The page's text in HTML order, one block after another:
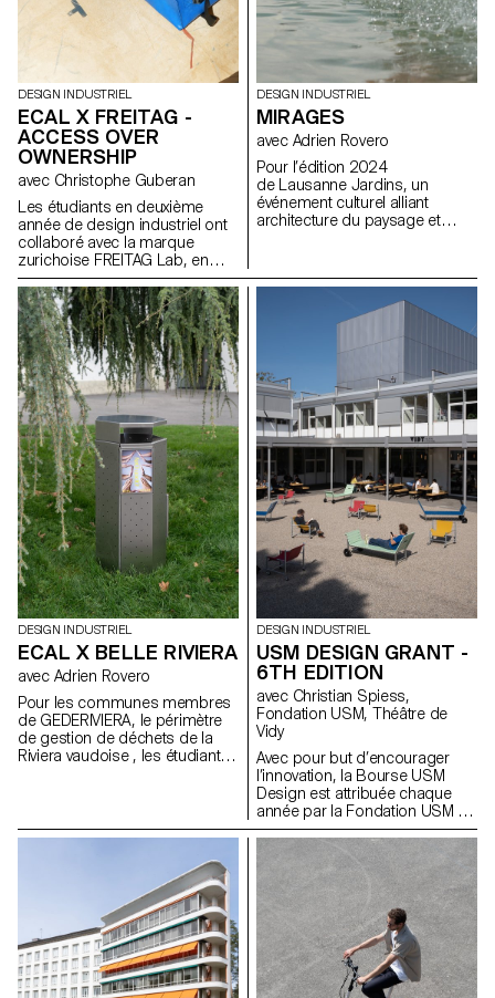
DESIGN INDUSTRIEL
ECAL X FREITAG -
ACCESS OVER
OWNERSHIP
avec Christophe Guberan
Les étudiants en deuxième
année de design industriel ont
collaboré avec la marque
zurichoise FREITAG Lab, en
tirant parti de leur expertise en
sensibilisation
environnementale, en
surcyclage de matériaux et en
économie circulaire. En
s'appuyant sur le manifeste de
FREITAG, ils ont développé de
nouveaux produits partagés
axés sur le principe de «
access over ownership ».
DESIGN INDUSTRIEL
MIRAGES
avec Adrien Rovero
Pour l’édition 2024
de Lausanne Jardins, un
événement culturel alliant
architecture du paysage et
installation éphémère. Le
temps d’un été, la
manifestation propose une
série d’installations éphémères
lausannois, dont certaines
préfigurent les transformations
urbanistiques et paysagères de
la ville.
DESIGN INDUSTRIEL
ECAL X BELLE RIVIERA
avec Adrien Rovero
Pour les communes membres
de GEDERIVIERA, le périmètre
de gestion de déchets de la
Riviera vaudoise , les étudiantes
DESIGN INDUSTRIEL
USM DESIGN GRANT -
6TH EDITION
avec Christian Spiess,
Fondation USM, Théâtre de
Vidy
Avec pour but d’encourager
l’innovation, la Bourse USM
Design est attribuée chaque
année par la Fondation USM à
un projet d’étudiant·e. Dans le
cadre de cette 6e édition, les
étudiant·e·s du Bachelor
Design Indus-triel de l’ECAL,
sous la direction du designer
suisse Christian Spiess, ont
été invité·e·s à concevoir les
nouvelles assises pour la
terrasse du Théâtre de Vidy -
Lausanne.